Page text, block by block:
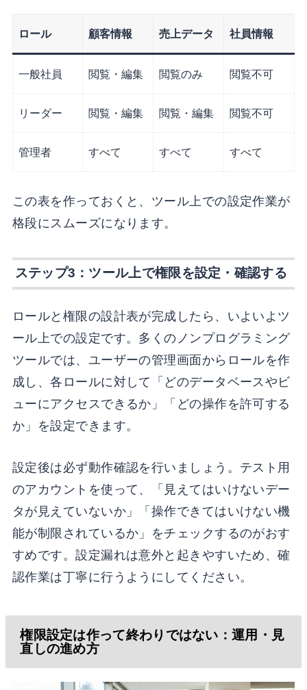
ロール 顧客情報 売上データ 社員情報
一般社員 閲覧・編集 閲覧のみ 閲覧不可
リーダー 閲覧・編集 閲覧・編集 閲覧不可
管理者 すべて すべて すべて
この表を作っておくと、ツール上での設定作業が
格段にスムーズになります。
ステップ3：ツール上で権限を設定・確認する
ロールと権限の設計表が完成したら、いよいよツ
ール上での設定です。多くのノンプログラミング
ツールでは、ユーザーの管理画面からロールを作
成し、各ロールに対して「どのデータベースやビ
ューにアクセスできるか」「どの操作を許可する
か」を設定できます。
設定後は必ず動作確認を行いましょう。テスト用
のアカウントを使って、「見えてはいけないデー
タが見えていないか」「操作できてはいけない機
能が制限されているか」をチェックするのがおす
すめです。設定漏れは意外と起きやすいため、確
認作業は丁寧に行うようにしてください。
権限設定は作って終わりではない：運用・見
直しの進め方